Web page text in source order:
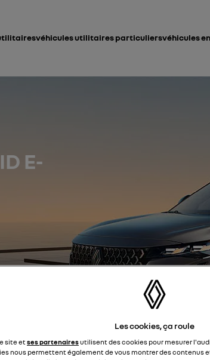
véhicules utilitaires particuliersvéhicules
E-
Les cookies, ça roule
site etses partenairesutilisent des cookies pour mesurer
nous permettent également de vous montrer des contenus